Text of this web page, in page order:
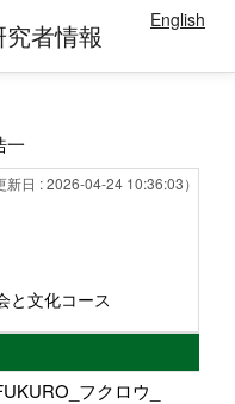
者情報 English
新日 : 2026-04-24 10:36:03）
と文化コース
フクロウ_